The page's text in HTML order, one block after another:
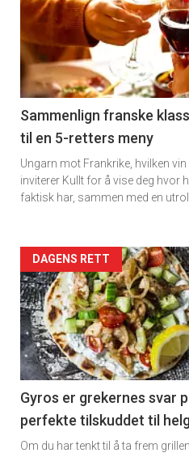
akkurat
nå
-
5
Sammenlign franske
til en 5-retters meny
Ungarn mot Frankrike, hvilken
inviterer Kullt for å vise deg hvor
faktisk har, sammen med en
Forsiden
akkurat
nå
-
6
DAGENS RETT
Gyros er grekernes svar
perfekte tilskuddet til
Om du har tenkt til å ta frem